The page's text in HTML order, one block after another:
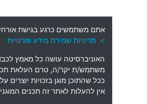
אתם משתמשים כרגע בגישת
> מדיניות שמירת מידע ופרטיות
האוניברסיטה עושה כל מאמץ לכבד
משתמש/ת יקר/ה, טרם העלאת
ככל שהתוכן מוגן בזכויות
אין להעלות לאתר זה תכנים